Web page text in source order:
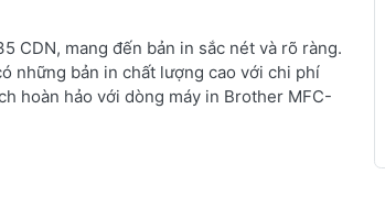
CDN, mang đến bản in sắc nét và rõ ràng.
những bản in chất lượng cao với chi phí
hoàn hảo với dòng máy in Brother MFC-